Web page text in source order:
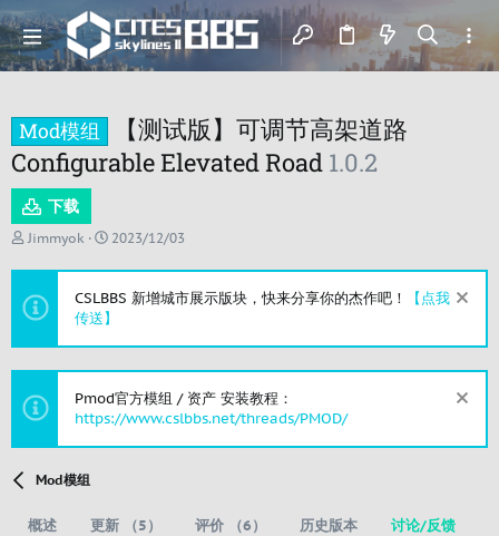
Mod模组
【测试版】可调节高架道路
Configurable Elevated Road 1.0.2
下载
主
发
人
Jimmyok
开
时
间
2023/12/03
CSLBBS 新增城市展示版块，快来分享你的杰作吧！
【点我
传送】
Pmod官方模组 / 资产 安装教程：
https://www.cslbbs.net/threads/PMOD/
Mod模组
概述 更新 （5） 评价 （6） 历史版本 讨论/反馈